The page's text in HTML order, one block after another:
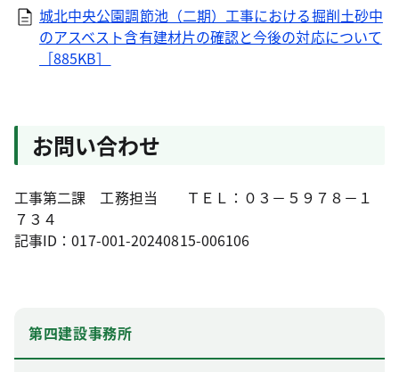
城北中央公園調節池（二期）工事における掘削土砂中
のアスベスト含有建材片の確認と今後の対応について
［885KB］
お問い合わせ
工事第二課 工務担当 ＴＥＬ：０３－５９７８－１
７３４
記事ID：017-001-20240815-006106
第四建設事務所